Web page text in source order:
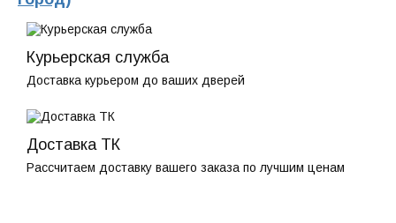
Курьерская служба
Доставка курьером до ваших дверей
Доставка ТК
Рассчитаем доставку вашего заказа по лучшим ценам